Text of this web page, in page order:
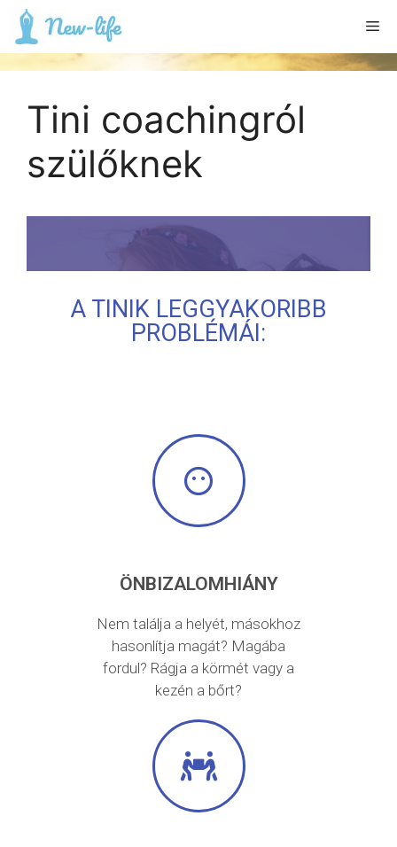
Tini coachingról
szülőknek
A TINIK LEGGYAKORIBB
PROBLÉMÁI:
ÖNBIZALOMHIÁNY
Nem találja a helyét, másokhoz
hasonlítja magát? Magába
fordul? Rágja a körmét vagy a
kezén a bőrt?